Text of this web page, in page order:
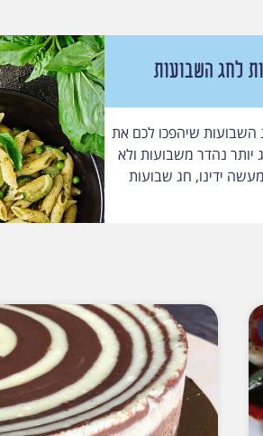
לחג השבועות
השבועות שיהפכו לכם את
יותר נהדר משבועות ולא
ידינו, חג שבועות